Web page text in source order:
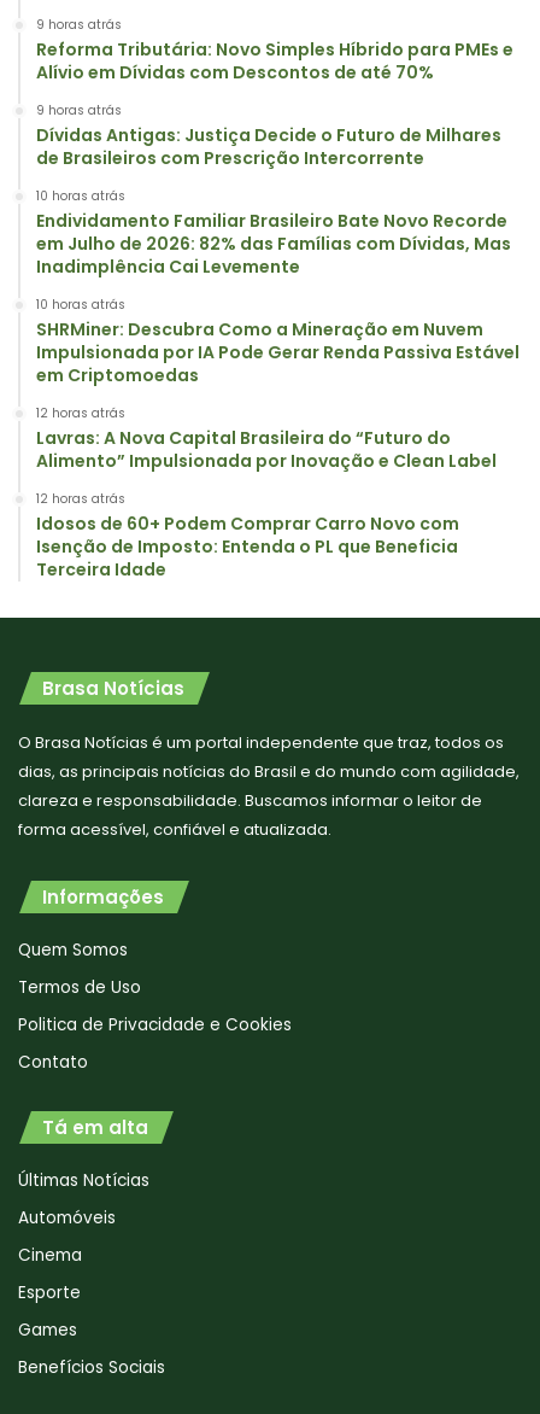
9 horas atrás
Reforma Tributária: Novo Simples Híbrido para PMEs e
Alívio em Dívidas com Descontos de até 70%
9 horas atrás
Dívidas Antigas: Justiça Decide o Futuro de Milhares
de Brasileiros com Prescrição Intercorrente
10 horas atrás
Endividamento Familiar Brasileiro Bate Novo Recorde
em Julho de 2026: 82% das Famílias com Dívidas, Mas
Inadimplência Cai Levemente
10 horas atrás
SHRMiner: Descubra Como a Mineração em Nuvem
Impulsionada por IA Pode Gerar Renda Passiva Estável
em Criptomoedas
12 horas atrás
Lavras: A Nova Capital Brasileira do “Futuro do
Alimento” Impulsionada por Inovação e Clean Label
12 horas atrás
Idosos de 60+ Podem Comprar Carro Novo com
Isenção de Imposto: Entenda o PL que Beneficia
Terceira Idade
Brasa Notícias
O Brasa Notícias é um portal independente que traz, todos os
dias, as principais notícias do Brasil e do mundo com agilidade,
clareza e responsabilidade. Buscamos informar o leitor de
forma acessível, confiável e atualizada.
Informações
Quem Somos
Termos de Uso
Politica de Privacidade e Cookies
Contato
Tá em alta
Últimas Notícias
Automóveis
Cinema
Esporte
Games
Benefícios Sociais